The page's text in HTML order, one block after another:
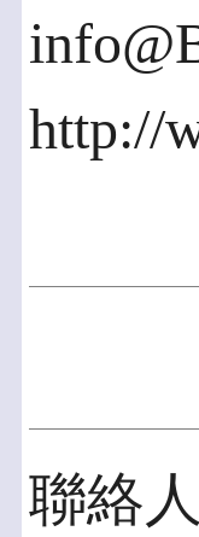
http://
聯絡